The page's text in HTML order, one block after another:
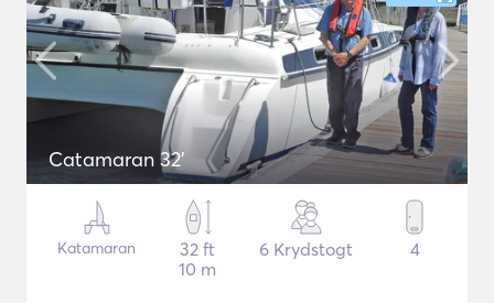
Catamaran 32'
Katamaran
32 ft
10 m
6 Krydstogt 4